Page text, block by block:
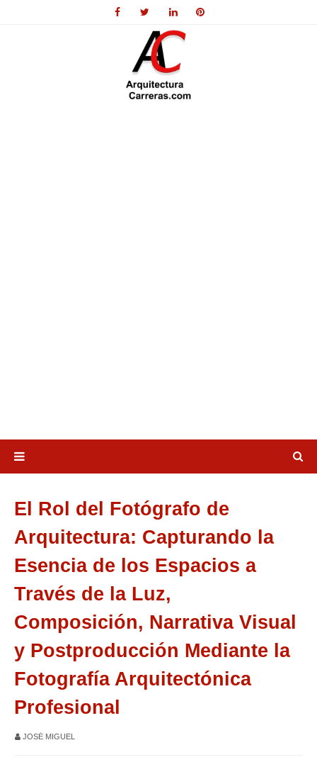
El Rol del Fotógrafo de
Arquitectura: Capturando la
Esencia de los Espacios a
Través de la Luz,
Composición, Narrativa Visual
y Postproducción Mediante la
Fotografía Arquitectónica
Profesional
JOSÉ MIGUEL